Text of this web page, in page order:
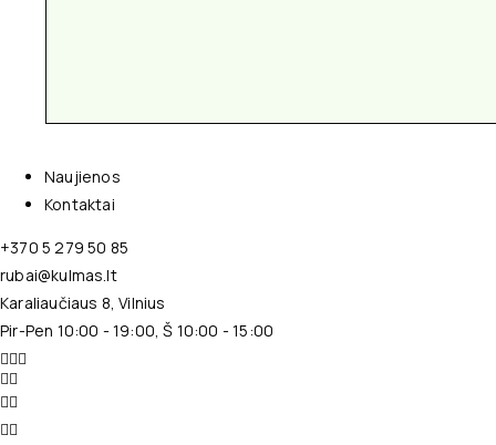
Naujienos
Kontaktai
+370 5 279 50 85
rubai@kulmas.lt
Karaliaučiaus 8, Vilnius
Pir-Pen 10:00 - 19:00, Š 10:00 - 15:00